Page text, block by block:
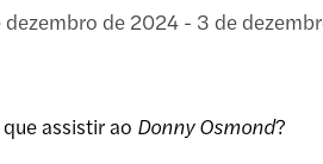
dezembro de 2024 - 3 de
assistir ao Donny Osmond?